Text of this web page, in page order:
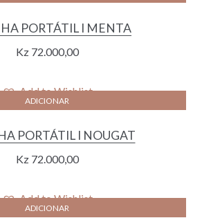
PORTÁTIL I MENTA
Kz72.000,00
Add to Wishlist
ADICIONAR
PORTÁTIL I NOUGAT
Kz72.000,00
Add to Wishlist
ADICIONAR